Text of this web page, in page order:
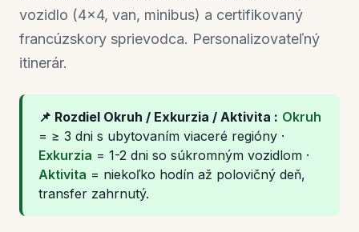
vozidlo (4×4, van, minibus) a certifikovaný
francúzskory sprievodca. Personalizovateľný
itinerár.
📌 Rozdiel Okruh / Exkurzia / Aktivita : Okruh
= ≥ 3 dni s ubytovaním viaceré regióny ·
Exkurzia = 1-2 dni so súkromným vozidlom ·
Aktivita = niekoľko hodín až polovičný deň,
transfer zahrnutý.